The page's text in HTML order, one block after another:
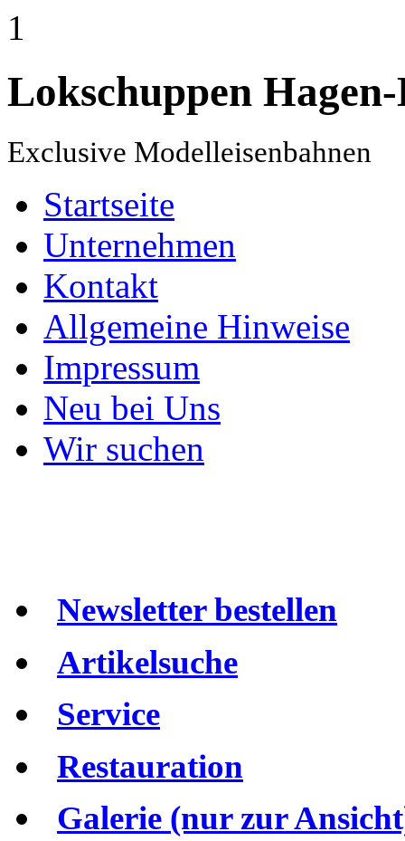
1
Lokschuppen Hagen-
Exclusive Modelleisenbahnen
Startseite
Unternehmen
Kontakt
Allgemeine Hinweise
Impressum
Neu bei Uns
Wir suchen
Newsletter bestellen
Artikelsuche
Service
Restauration
Galerie (nur zur